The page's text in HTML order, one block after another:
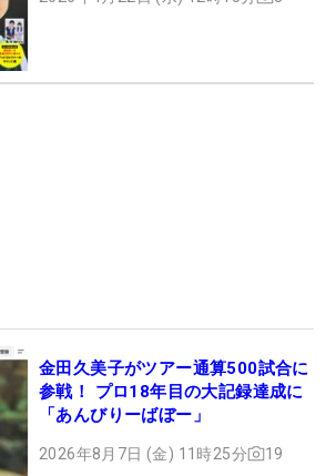
金田久美子がツアー通算500試合に
参戦！ プロ18年目の大記録達成に
「あんびりーばぼー」
2026年8月7日 (金) 11時25分 19